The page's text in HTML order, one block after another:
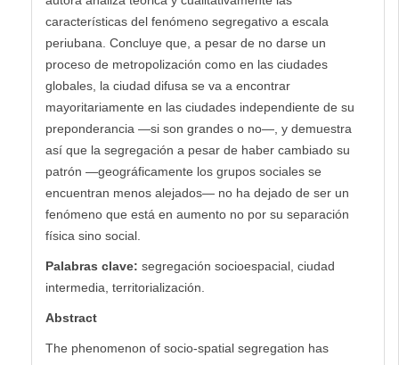
características del fenómeno segregativo a escala
periubana. Concluye que, a pesar de no darse un
proceso de metropolización como en las ciudades
globales, la ciudad difusa se va a encontrar
mayoritariamente en las ciudades independiente de su
preponderancia —si son grandes o no—, y demuestra
así que la segregación a pesar de haber cambiado su
patrón —geográficamente los grupos sociales se
encuentran menos alejados— no ha dejado de ser un
fenómeno que está en aumento no por su separación
física sino social.
Palabras clave: segregación socioespacial, ciudad
intermedia, territorialización.
Abstract
The phenomenon of socio-spatial segregation has